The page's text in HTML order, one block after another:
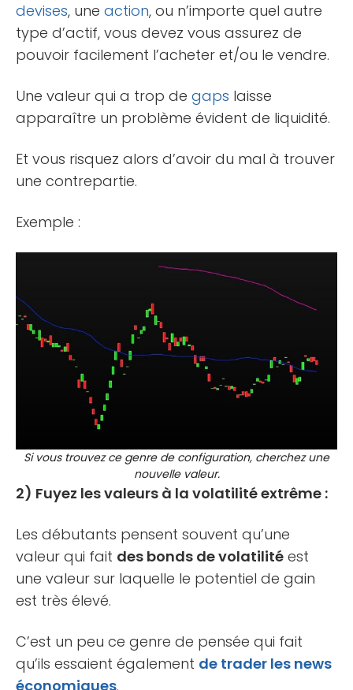
devises, une action, ou n’importe quel autre
type d’actif, vous devez vous assurez de
pouvoir facilement l’acheter et/ou le vendre.
Une valeur qui a trop de gaps laisse
apparaître un problème évident de liquidité.
Et vous risquez alors d’avoir du mal à trouver
une contrepartie.
Exemple :
Si vous trouvez ce genre de configuration, cherchez une
nouvelle valeur.
2) Fuyez les valeurs à la volatilité extrême :
Les débutants pensent souvent qu’une
valeur qui fait des bonds de volatilité est
une valeur sur laquelle le potentiel de gain
est très élevé.
C’est un peu ce genre de pensée qui fait
qu’ils essaient également de trader les news
économiques.